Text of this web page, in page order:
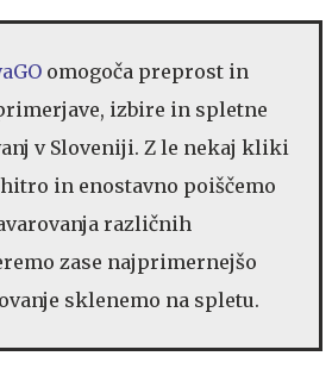
omogoča preprost in
izbire in spletne
v Sloveniji. Z le nekaj kliki
in enostavno poiščemo
različnih
zase najprimernejšo
sklenemo na spletu.